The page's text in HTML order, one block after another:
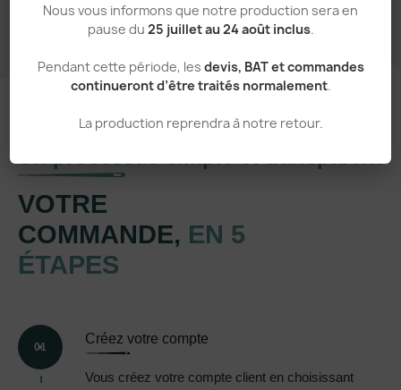
Nous vous informons que notre production sera en
pause du 25 juillet au 24 août inclus.
Pendant cette période, les devis, BAT et commandes
continueront d’être traités normalement.
La production reprendra à notre retour.
VOTRE
COMMANDE, EN 5
ÉTAPES
01
Créez votre compte
Vous créez votre compte client en choisissant